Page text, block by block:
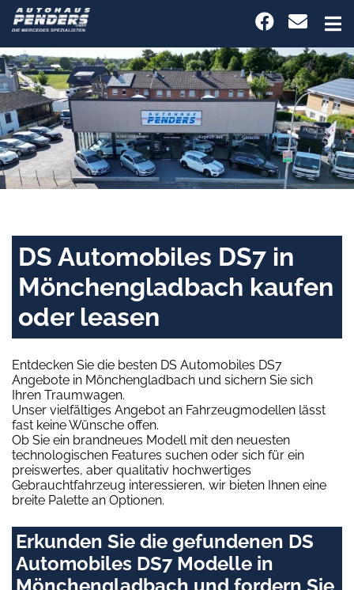
DS Automobiles DS7 in
Mönchengladbach kaufen
oder leasen
Entdecken Sie die besten DS Automobiles DS7
Angebote in Mönchengladbach und sichern Sie sich
Ihren Traumwagen.
Unser vielfältiges Angebot an Fahrzeugmodellen lässt
fast keine Wünsche offen.
Ob Sie ein brandneues Modell mit den neuesten
technologischen Features suchen oder sich für ein
preiswertes, aber qualitativ hochwertiges
Gebrauchtfahrzeug interessieren, wir bieten Ihnen eine
breite Palette an Optionen.
Erkunden Sie die gefundenen DS
Automobiles DS7 Modelle in